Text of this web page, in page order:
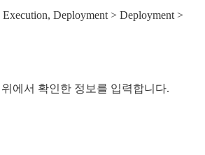
Deployment > Deployment >
에서 확인한 정보를 입력합니다.